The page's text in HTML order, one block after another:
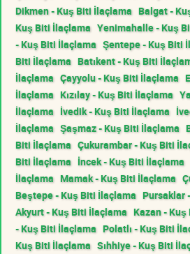
Dikmen - Kuş Biti İlaçlama Balgat -
Kuş Biti İlaçlama Yenimahalle - Kuş
- Kuş Biti İlaçlama Şentepe - Kuş Biti
Biti İlaçlama Batıkent - Kuş Biti
İlaçlama Çayyolu - Kuş Biti İlaçlama
İlaçlama Kızılay - Kuş Biti İlaçlama
İlaçlama İvedik - Kuş Biti İlaçlama
İlaçlama Şaşmaz - Kuş Biti İlaçlama
Biti İlaçlama Çukurambar - Kuş Biti
Biti İlaçlama İncek - Kuş Biti İlaçlama
İlaçlama Mamak - Kuş Biti İlaçlama
Beştepe - Kuş Biti İlaçlama Pursaklar
Akyurt - Kuş Biti İlaçlama Kazan -
- Kuş Biti İlaçlama Polatlı - Kuş Biti
Kuş Biti İlaçlama Sıhhiye - Kuş Biti